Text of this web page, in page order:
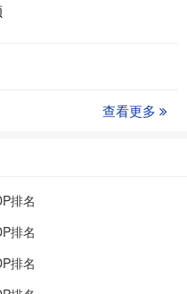
查看更多
排名
排名
排名